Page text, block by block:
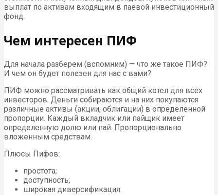
выплат по активам входящим в паевой инвестиционный
фонд.
Чем интересен ПИФ
Для начала разберем (вспомним) — что же такое ПИФ?
И чем он будет полезен для нас с вами?
ПИФ можно рассматривать как общий котел для всех
инвесторов. Деньги собираются и на них покупаются
различные активы (акции, облигации) в определенной
пропорции. Каждый вкладчик или пайщик имеет
определенную долю или пай. Пропорционально
вложенным средствам.
Плюсы Пифов:
простота;
доступность;
широкая диверсификация.